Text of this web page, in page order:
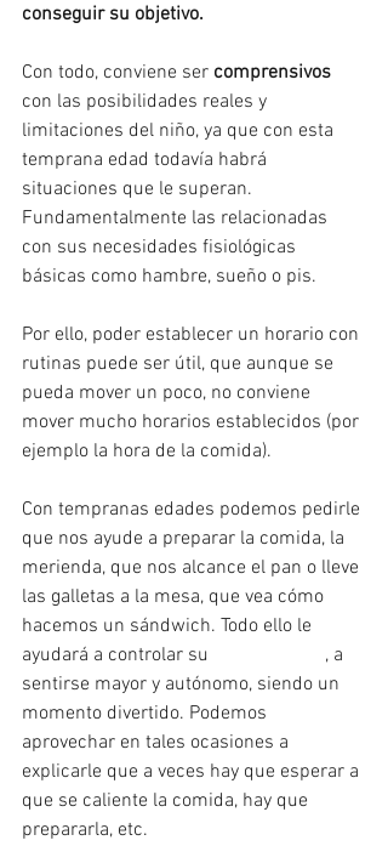
conseguir su objetivo.
Con todo, conviene ser comprensivos
con las posibilidades reales y
limitaciones del niño, ya que con esta
temprana edad todavía habrá
situaciones que le superan.
Fundamentalmente las relacionadas
con sus necesidades fisiológicas
básicas como hambre, sueño o pis.
Por ello, poder establecer un horario con
rutinas puede ser útil, que aunque se
pueda mover un poco, no conviene
mover mucho horarios establecidos (por
ejemplo la hora de la comida).
Con tempranas edades podemos pedirle
que nos ayude a preparar la comida, la
merienda, que nos alcance el pan o lleve
las galletas a la mesa, que vea cómo
hacemos un sándwich. Todo ello le
ayudará a controlar su
, a
sentirse mayor y autónomo, siendo un
momento divertido. Podemos
aprovechar en tales ocasiones a
explicarle que a veces hay que esperar a
que se caliente la comida, hay que
prepararla, etc.